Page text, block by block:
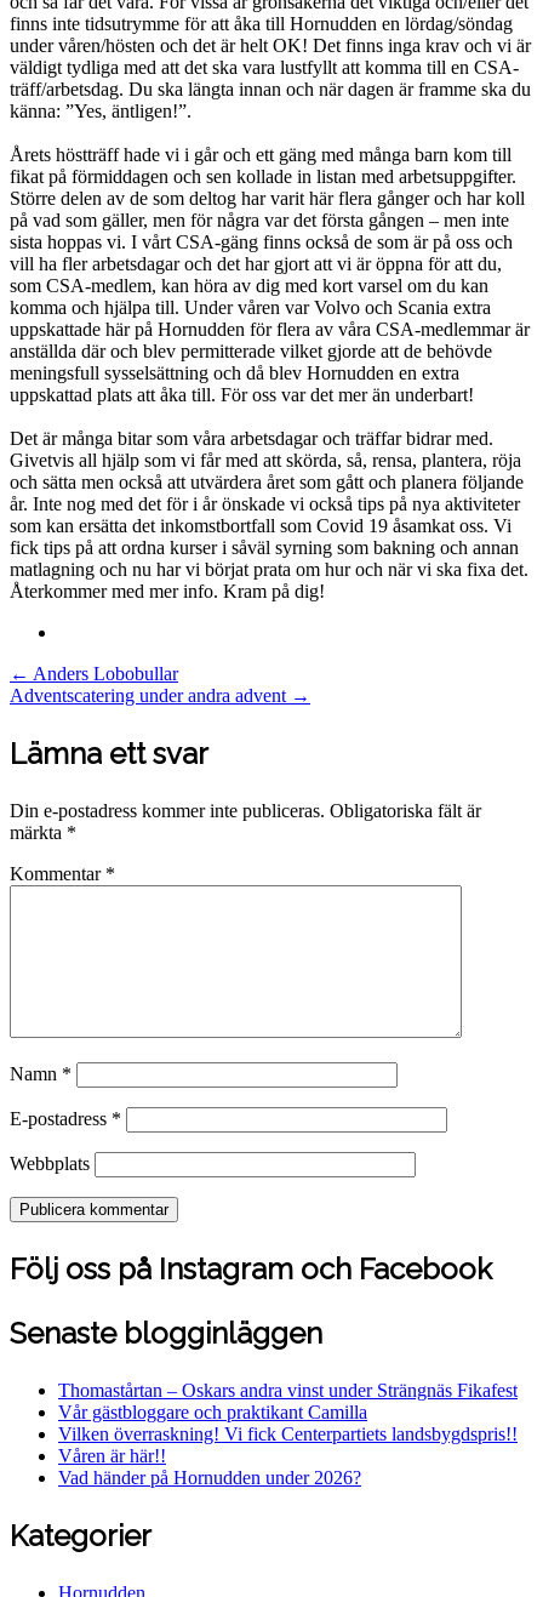
finns inte tidsutrymme för att åka till Hornudden en lördag/söndag
under våren/hösten och det är helt OK! Det finns inga krav och vi är
väldigt tydliga med att det ska vara lustfyllt att komma till en CSA-
träff/arbetsdag. Du ska längta innan och när dagen är framme ska du
känna: ”Yes, äntligen!”.
Årets höstträff hade vi i går och ett gäng med många barn kom till
fikat på förmiddagen och sen kollade in listan med arbetsuppgifter.
Större delen av de som deltog har varit här flera gånger och har koll
på vad som gäller, men för några var det första gången – men inte
sista hoppas vi. I vårt CSA-gäng finns också de som är på oss och
vill ha fler arbetsdagar och det har gjort att vi är öppna för att du,
som CSA-medlem, kan höra av dig med kort varsel om du kan
komma och hjälpa till. Under våren var Volvo och Scania extra
uppskattade här på Hornudden för flera av våra CSA-medlemmar är
anställda där och blev permitterade vilket gjorde att de behövde
meningsfull sysselsättning och då blev Hornudden en extra
uppskattad plats att åka till. För oss var det mer än underbart!
Det är många bitar som våra arbetsdagar och träffar bidrar med.
Givetvis all hjälp som vi får med att skörda, så, rensa, plantera, röja
och sätta men också att utvärdera året som gått och planera följande
år. Inte nog med det för i år önskade vi också tips på nya aktiviteter
som kan ersätta det inkomstbortfall som Covid 19 åsamkat oss. Vi
fick tips på att ordna kurser i såväl syrning som bakning och annan
matlagning och nu har vi börjat prata om hur och när vi ska fixa det.
Återkommer med mer info. Kram på dig!
Post
navigation
← Anders Lobobullar
Adventscatering under andra advent →
Lämna ett svar
Din e-postadress kommer inte publiceras. Obligatoriska fält är
märkta *
Kommentar *
Namn *
E-postadress *
Webbplats
Följ oss på Instagram och Facebook
Senaste blogginläggen
Thomastårtan – Oskars andra vinst under Strängnäs Fikafest
Vår gästbloggare och praktikant Camilla
Vilken överraskning! Vi fick Centerpartiets landsbygdspris!!
Våren är här!!
Vad händer på Hornudden under 2026?
Kategorier
Hornudden